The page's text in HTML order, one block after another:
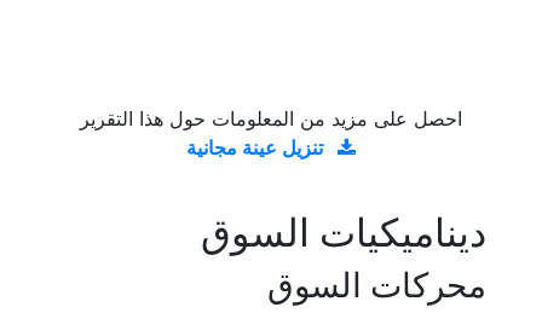
احصل على مزيد من المعلومات حول هذا التقرير
تنزيل عينة مجانية
ديناميكيات السوق
محركات السوق